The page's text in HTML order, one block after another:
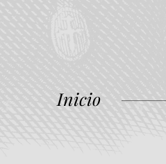
Inicio